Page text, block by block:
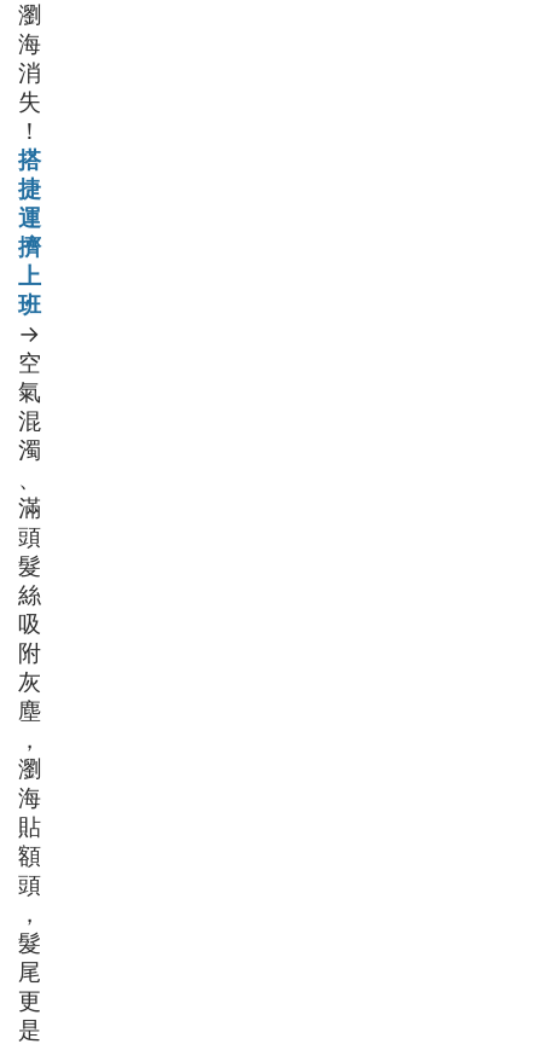
瀏
海
消
失
！
搭
捷
運
擠
上
班
→
空
氣
混
濁
、
滿
頭
髮
絲
吸
附
灰
塵
，
瀏
海
貼
額
頭
，
髮
尾
更
是